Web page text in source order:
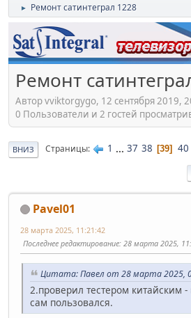
► Ремонт сатинтеграл 1228
Ремонт
Автор vviktorgygo, 12 сентября 2019,
0 Пользователи и 2 гостей
ВНИЗ Страницы 1 ... 37 38 39 40
Pavel01
28 марта 2025, 11:21:42
Последнее редактирование: 28 марта 2025,
Цитата: Павел от 28 марта 2025,
2.проверил тестером китайским -
сам пользовался.